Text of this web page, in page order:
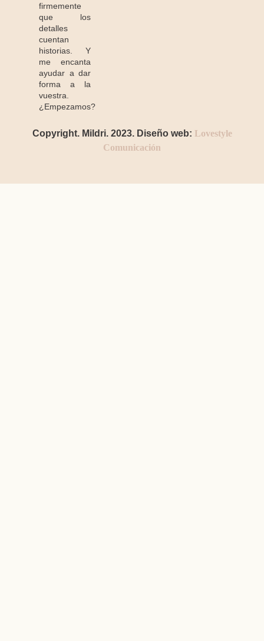
firmemente
que los
detalles
cuentan
historias. Y
me encanta
ayudar a dar
forma a la
vuestra.
¿Empezamos?
Copyright. Mildri. 2023. Diseño web: Lovestyle
Comunicación